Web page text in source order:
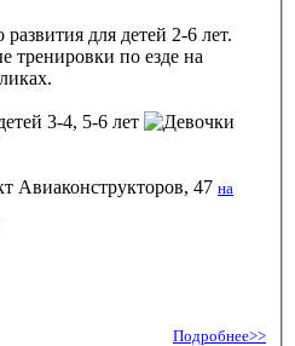
для детей 2-6 лет.
тренировки по езде на
3-4, 5-6 лет
Авиаконструкторов, 47 на
Подробнее>>